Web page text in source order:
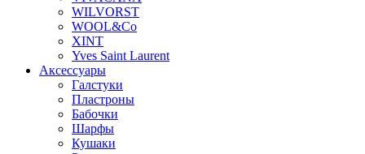
WILVORST
WOOL&Co
XINT
Yves Saint Laurent
Аксессуары
Галстуки
Пластроны
Бабочки
Шарфы
Кушаки